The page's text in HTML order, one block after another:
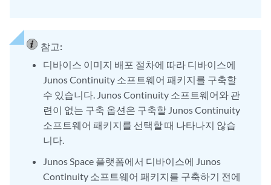
참고:
디바이스 이미지 배포 절차에 따라 디바이스에
Junos Continuity 소프트웨어 패키지를 구축할
수 있습니다. Junos Continuity 소프트웨어와 관
련이 없는 구축 옵션은 구축할 Junos Continuity
소프트웨어 패키지를 선택할 때 나타나지 않습
니다.
Junos Space 플랫폼에서 디바이스에 Junos
Continuity 소프트웨어 패키지를 구축하기 전에